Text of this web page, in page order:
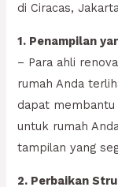
di Ciracas,
1. Penampilan
– Para ahli
rumah Anda
dapat
untuk rumah
tampilan yang
2. Perbaikan